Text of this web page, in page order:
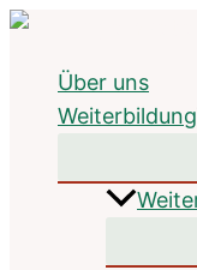
Zum
springen
Über uns
Weiterbildung